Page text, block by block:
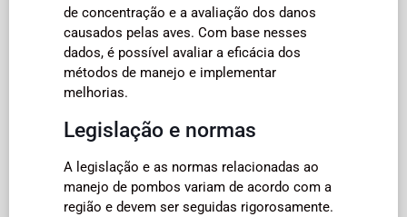
de concentração e a avaliação dos danos
causados pelas aves. Com base nesses
dados, é possível avaliar a eficácia dos
métodos de manejo e implementar
melhorias.
Legislação e normas
A legislação e as normas relacionadas ao
manejo de pombos variam de acordo com a
região e devem ser seguidas rigorosamente.